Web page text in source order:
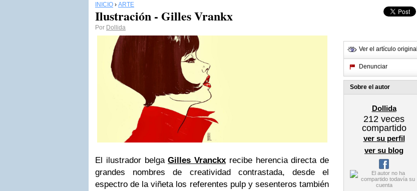
INICIO › ARTE
Ilustración - Gilles Vrankx
Por Dollida
El ilustrador belgaGilles Vranckx recibe herencia directa de
grandes nombres de creatividad contrastada, desde el
espectro de la viñeta los referentes pulp y sesenteros también
Ver el artículo original
Denunciar
Sobre el autor
Dollida
212 veces
compartido
ver su perfil
ver su blog